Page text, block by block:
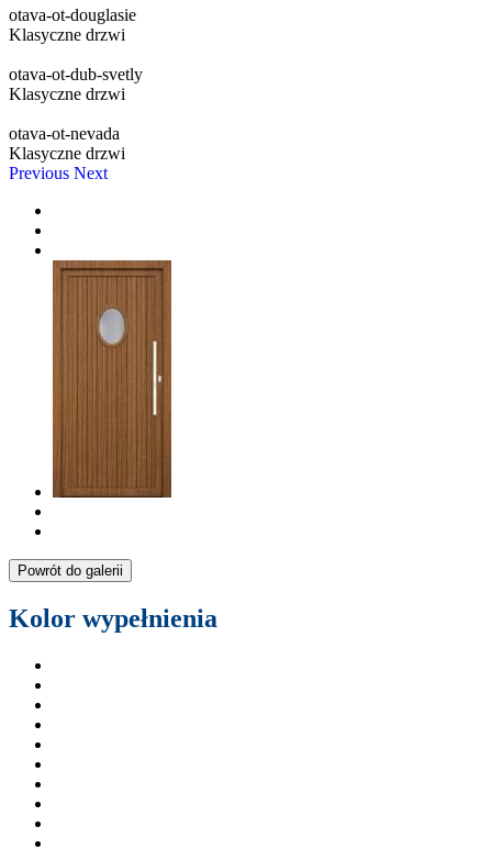
otava-ot-douglasie
Klasyczne drzwi
otava-ot-dub-svetly
Klasyczne drzwi
otava-ot-nevada
Klasyczne drzwi
Previous Next
Powrót do galerii
Kolor wypełnienia